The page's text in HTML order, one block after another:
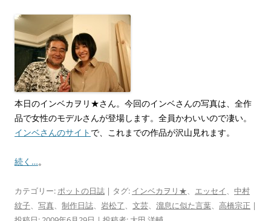
本日のインベカヲリ★さん。今回のインベさんの写真は、全作
品で女性のモデルさんが登場します。全員かわいいので凄い。
インベさんのサイト で、これまでの作品が沢山見れます。
続く…。
カテゴリー:ポットの日誌 | タグ: インベカヲリ★、 エッセイ、 中村
紋子、 写真、 制作日誌、 岩松了、 文芸、 溜息に似た言葉、 高橋宗正 |